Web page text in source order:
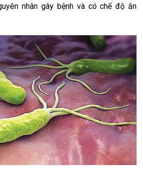
nhân gây bệnh và có chế độ ăn